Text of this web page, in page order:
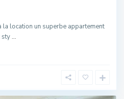
la location un superbe appartement
sty...